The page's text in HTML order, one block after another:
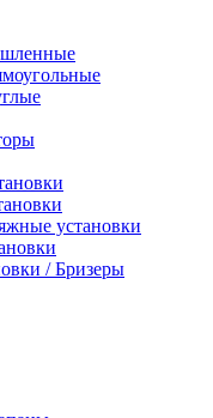
установки
/ Бризеры